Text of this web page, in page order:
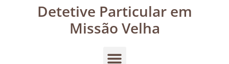
Detetive Particular em
Missão Velha